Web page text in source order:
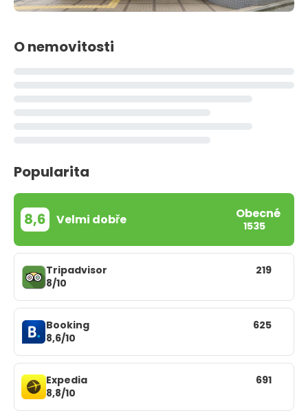
O nemovitosti
Popularita
8,6 Velmi dobře Obecné
1535
Tripadvisor
8/10
219
Booking
8,6/10
625
Expedia
8,8/10
691